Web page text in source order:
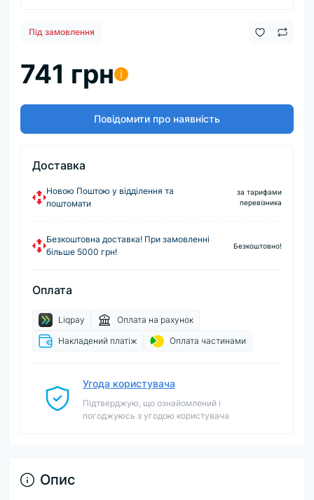
Під замовлення
i
741 грн
Повідомити про наявність
Доставка
Новою Поштою у відділення та
поштомати
за тарифами
перевізника
Безкоштовна доставка! При замовленні
більше 5000 грн!
Безкоштовно!
Оплата
Liqpay
Оплата на рахунок
Накладений платіж
Оплата частинами
Угода користувача
Підтверджую, що ознайомлений і
погоджуюсь з угодою користувача
Опис